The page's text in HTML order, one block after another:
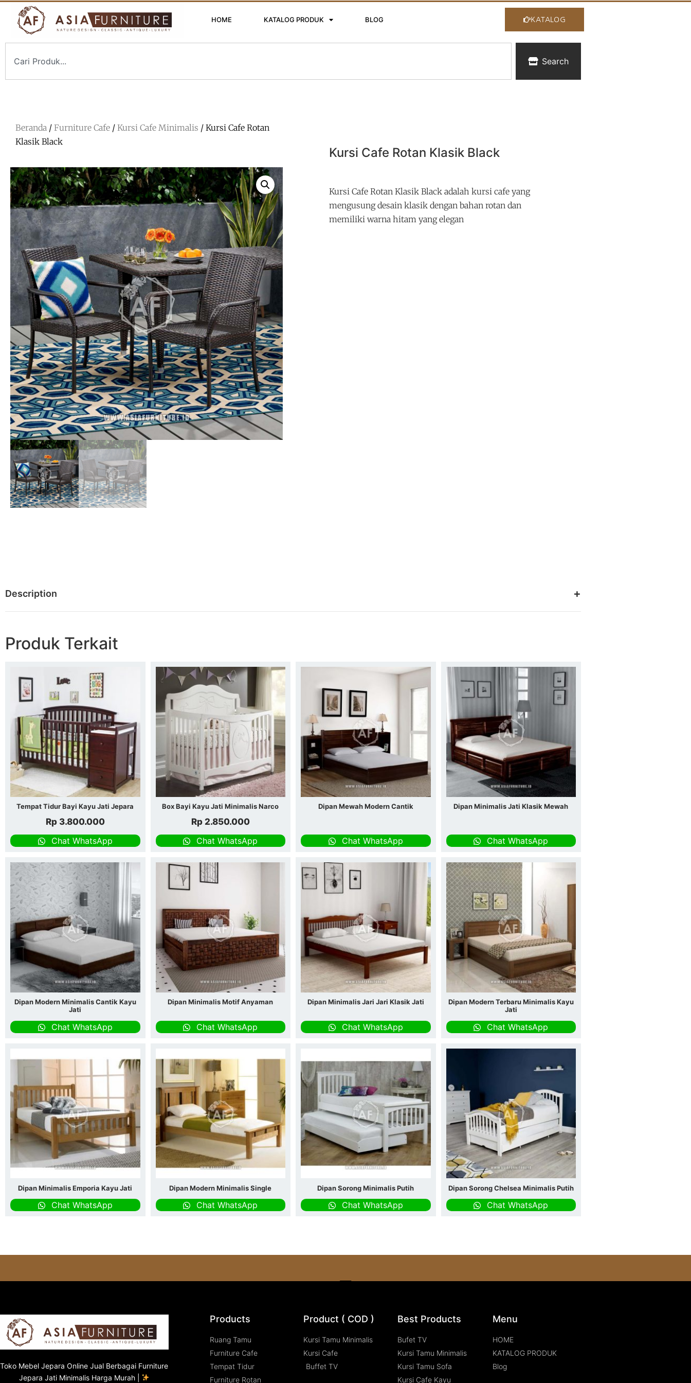
HOME KATALOG PRODUK BLOG KATALOG
Search
Beranda / Furniture Cafe / Kursi Cafe Minimalis / Kursi Cafe Rotan
Klasik Black
Kursi Cafe Rotan Klasik Black
Kursi Cafe Rotan Klasik Black adalah kursi cafe yang
mengusung desain klasik dengan bahan rotan dan
memiliki warna hitam yang elegan
Description
Produk Terkait
Tempat Tidur Bayi Kayu Jati Jepara
Rp3.800.000
Chat WhatsApp
Box Bayi Kayu Jati Minimalis Narco
Rp2.850.000
Chat WhatsApp
Dipan Mewah Modern Cantik
Chat WhatsApp
Dipan Minimalis Jati Klasik Mewah
Chat WhatsApp
Dipan Modern Minimalis Cantik Kayu
Jati
Chat WhatsApp
Dipan Minimalis Motif Anyaman
Chat WhatsApp
Dipan Minimalis Jari Jari Klasik Jati
Chat WhatsApp
Dipan Modern Terbaru Minimalis Kayu
Jati
Chat WhatsApp
Dipan Minimalis Emporia Kayu Jati
Chat WhatsApp
Dipan Modern Minimalis Single
Chat WhatsApp
Dipan Sorong Minimalis Putih
Chat WhatsApp
Dipan Sorong Chelsea Minimalis Putih
Chat WhatsApp
Toko Mebel Jepara Online Jual Berbagai Furniture
Jepara Jati Minimalis Harga Murah |
Products
Ruang Tamu
Furniture Cafe
Tempat Tidur
Furniture Rotan
Product ( COD )
Kursi Tamu Minimalis
Kursi Cafe
Buffet TV
Best Products
Bufet TV
Kursi Tamu Minimalis
Kursi Tamu Sofa
Kursi Cafe Kayu
Menu
HOME
KATALOG PRODUK
Blog